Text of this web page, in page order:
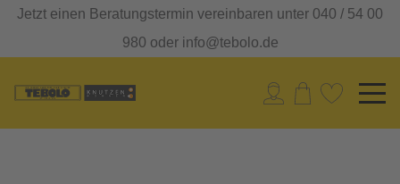
Jetzt einen Beratungstermin vereinbaren unter 040 / 54 00
980 oder info@tebolo.de